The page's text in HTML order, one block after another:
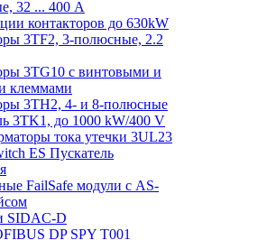
32 ... 400 A
контакторов до 630kW
3TF2, 3-полюсные, 2.2
3TG10 c винтовыми и
клеммами
3TH2, 4- и 8-полюсные
3TK1, до 1000 kW/400 V
тока утечки 3UL23
ES Пускатель
FailSafe модули с AS-
SIDAC-D
DP SPY T001